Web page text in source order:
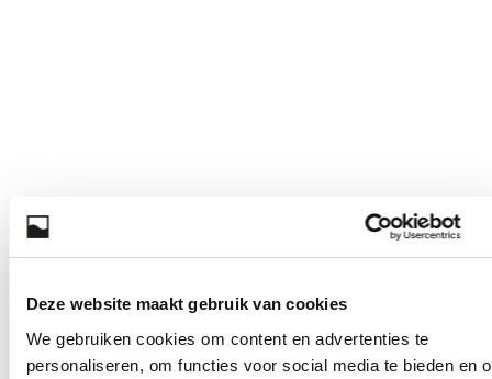
Deze website maakt gebruik van cookies
We gebruiken cookies om content en advertenties te
personaliseren, om functies voor social media te bieden en